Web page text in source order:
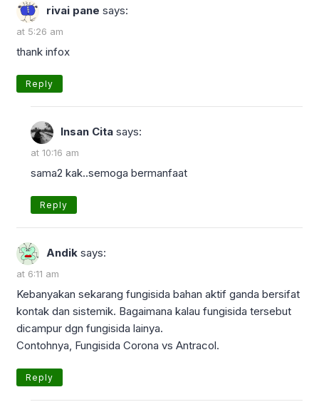
rivai pane says:
at 5:26 am
thank infox
Reply
Insan Cita says:
at 10:16 am
sama2 kak..semoga bermanfaat
Reply
Andik says:
at 6:11 am
Kebanyakan sekarang fungisida bahan aktif ganda bersifat
kontak dan sistemik. Bagaimana kalau fungisida tersebut
dicampur dgn fungisida lainya.
Contohnya, Fungisida Corona vs Antracol.
Reply